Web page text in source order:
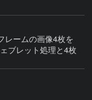
レームの画像4枚を
ブレット処理と4枚